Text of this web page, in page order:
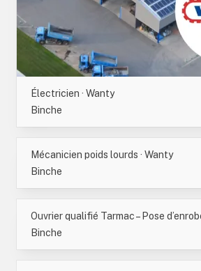
Électricien · Wanty
Binche
Mécanicien poids lourds · Wanty
Binche
Binche